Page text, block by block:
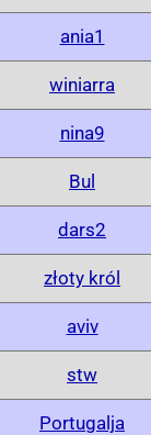
ania1
winiarra
nina9
Bul
dars2
złoty król
aviv
stw
Portugalja